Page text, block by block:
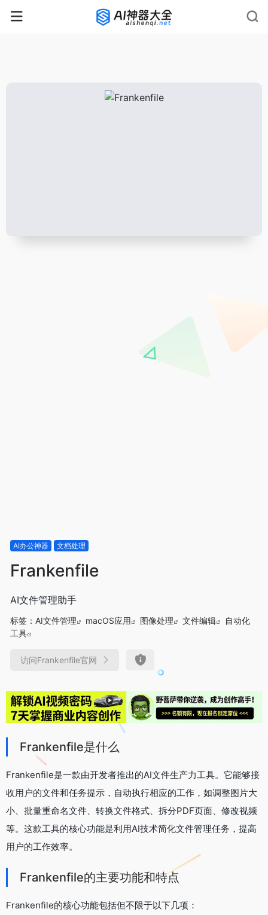
rnrn rnrn rnrn
AI办公神器 文档处理
Frankenfile
AI文件管理助手
标签： AI文件管理 macOS应用 图像处理 文件编辑
自动化
工具
访问Frankenfile官网
Frankenfile是什么
Frankenfile是一款由开发者推出的AI文件生产力工具。它能够接
收用户的文件和任务提示，自动执行相应的工作，如调整图片大
小、批量重命名文件、转换文件格式、拆分PDF页面、修改视频
等。这款工具的核心功能是利用AI技术简化文件管理任务，提高
用户的工作效率。
Frankenfile的主要功能和特点
Frankenfile的核心功能包括但不限于以下几项：